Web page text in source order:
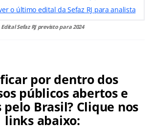
o último edital da Sefaz RJ para analista
Edital Sefaz RJ previsto para 2024
por dentro dos
públicos abertos e
Brasil? Clique nos
links abaixo: